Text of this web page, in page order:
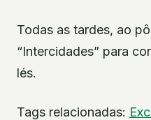
Todas as tardes, ao
“Intercidades” para
lés.
Tags relacionadas: